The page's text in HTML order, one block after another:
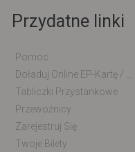
Przydatne linki
Pomoc
Tabliczki Przystankowe
Przewoźnicy
Zarejestruj Się
Twoje Bilety